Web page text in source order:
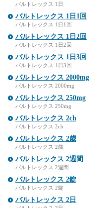
バルトレックス 1日
バルトレックス 1日1回
バルトレックス 1日1回
バルトレックス 1日2回
バルトレックス 1日2回
バルトレックス 1日3回
バルトレックス 1日3回
バルトレックス 2000mg
バルトレックス 2000mg
バルトレックス 250mg
バルトレックス 250mg
バルトレックス 2ch
バルトレックス 2ch
バルトレックス 2歳
バルトレックス 2歳
バルトレックス 2週間
バルトレックス 2週間
バルトレックス 2錠
バルトレックス 2錠
バルトレックス 2日